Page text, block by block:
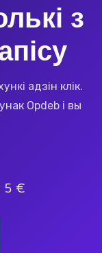
з
адзін клік.
Opdeb і вы
5 €